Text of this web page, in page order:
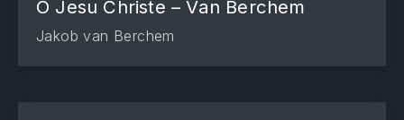
O Jesu Christe – Van Berchem
Jakob van Berchem